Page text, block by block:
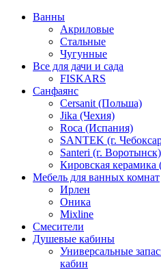
Ванны
Акриловые
Стальные
Чугунные
Все для дачи и сада
FISKARS
Санфаянс
Cersanit (Польша)
Jika (Чехия)
Roca (Испания)
SANTEK (г.
Santeri (г. Воротынск)
Кировская керамика
Мебель для ванных комнат
Ирлен
Оника
Mixline
Смесители
Душевые кабины
Универсальные
кабин